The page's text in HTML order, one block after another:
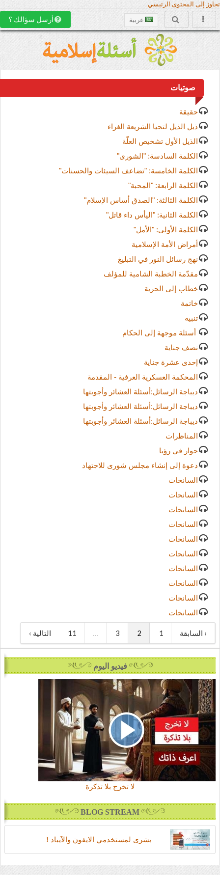
إلى المحتوى الرئيسي
عربية أرسل سؤالك ؟
صوتيات
حقيقة
ذيل الذيل لتحيا الشريعة الغراء
الذيل الأول تشخيص العلّة
الكلمة السادسة: "الشورى"
الكلمة الخامسة: "تضاعف السيئات والحسنات"
الكلمة الرابعة: "المحبة"
الكلمة الثالثة: "الصدق أساس الإسلام"
الكلمة الثانية: "اليأس داء قاتل"
الكلمة الأولى: "الأمل"
أمراض الأمة الإسلامية
نهج رسائل النور في التبليغ
مقدّمة الخطبة الشامية للمؤلف
خطاب إلى الحرية
خاتمة
تنبيه
أسئلة موجهة إلى الحكام
نصف جناية
إحدى عشرة جناية
المحكمة العسكرية العرفية - المقدمة
ديباجة الرسائل:أسئلة العشائر وأجوبتها
ديباجة الرسائل:أسئلة العشائر وأجوبتها
ديباجة الرسائل:أسئلة العشائر وأجوبتها
المناظرات
حوار في رؤيا
دعوة إلى إنشاء مجلس شورى للاجتهاد
السانحات
السانحات
السانحات
السانحات
السانحات
السانحات
السانحات
السانحات
السانحات
السانحات
‹ السابقة 11 التالية ›
فيديو اليوم
لا تخرج بلا تذكرة
BLOG STREAM
بشرى لمستخدمي الايفون والآيباد !